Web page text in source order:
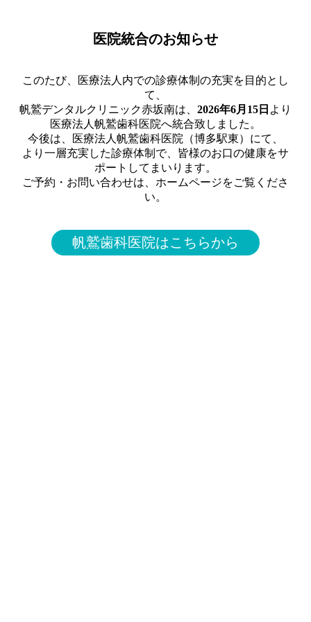
医院統合のお知らせ
このたび、医療法人内での診療体制の充実を目的とし
て、
帆鷲デンタルクリニック赤坂南は、 2026年6月15日 より
医療法人帆鷲歯科医院へ統合致しました。
今後は、医療法人帆鷲歯科医院（博多駅東）にて、
より一層充実した診療体制で、皆様のお口の健康をサ
ポートしてまいります。
ご予約・お問い合わせは、ホームページをご覧くださ
い。
帆鷲歯科医院はこちらから